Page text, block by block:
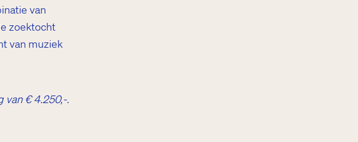
van
zoektocht
van muziek
van € 4.250,-.